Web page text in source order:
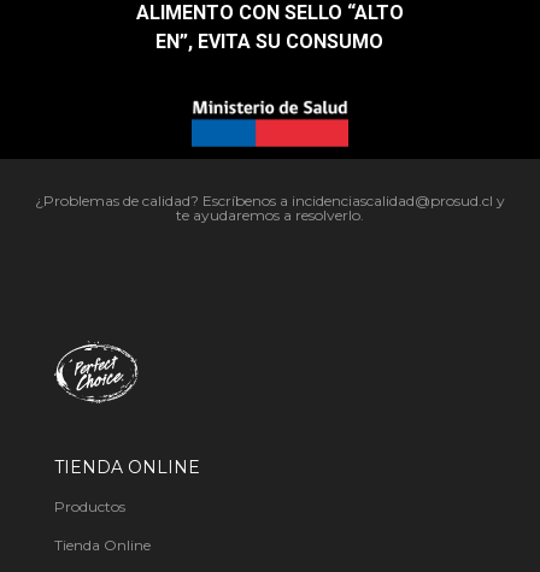
ALIMENTO CON SELLO “ALTO
EN”, EVITA SU CONSUMO​
¿Problemas de calidad? Escríbenos a incidenciascalidad@prosud.cl y
te ayudaremos a resolverlo.
TIENDA ONLINE
Productos
Tienda Online